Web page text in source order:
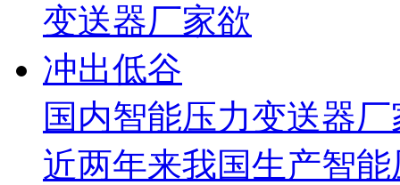
国内智能压力变送器
近两年来我国生产智